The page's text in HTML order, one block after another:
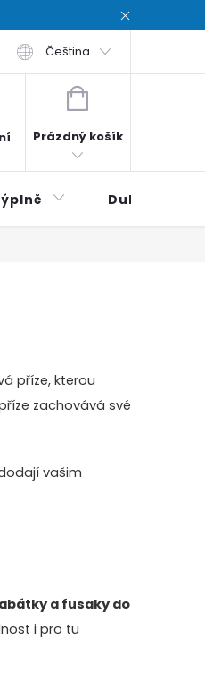
osobních údajů / Privacy
Čeština
NÁKUPNÍ
Prázdný košík
Duhová
příze, kterou
zachovává své
vašim
a fusaky do
i pro tu